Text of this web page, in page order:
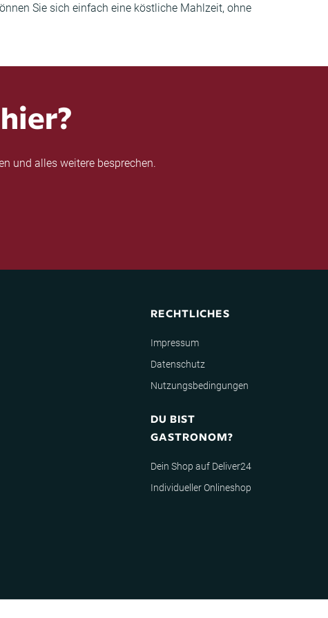
Sie sich einfach eine köstliche Mahlzeit, ohne
und alles weitere besprechen.
RECHTLICHES
Impressum
Datenschutz
Nutzungsbedingungen
DU BIST
GASTRONOM?
Dein Shop auf Deliver24
Individueller Onlineshop